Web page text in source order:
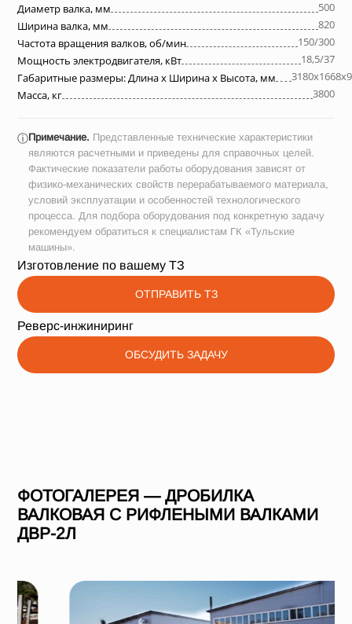
Диаметр валка, мм
500
Ширина валка, мм
820
Частота вращения валков, об/мин
150/300
Мощность электродвигателя, кВт
18,5/37
Габаритные размеры: Длина х Ширина х Высота, мм
Масса, кг
3800
ⓘПримечание. Представленные технические характеристики
являются расчетными и приведены для справочных целей.
Фактические показатели работы оборудования зависят от
физико-механических свойств перерабатываемого материала,
условий эксплуатации и особенностей технологического
процесса. Для подбора оборудования под конкретную задачу
рекомендуем обратиться к специалистам ГК «Тульские
машины».
Изготовление по вашему ТЗ
ОТПРАВИТЬ ТЗ
Реверс-инжиниринг
ОБСУДИТЬ ЗАДАЧУ
ФОТОГАЛЕРЕЯ — ДРОБИЛКА
ВАЛКОВАЯ С РИФЛЕНЫМИ ВАЛКАМИ
ДВР-2Л